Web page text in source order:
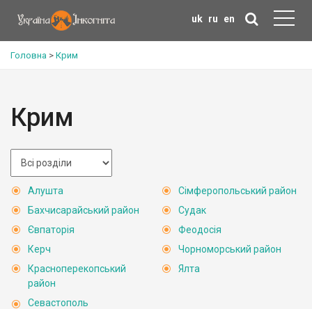
uk ru en
Головна > Крим
Крим
Алушта
Бахчисарайський район
Євпаторія
Керч
Красноперекопський
район
Севастополь
Сімферопольський район
Судак
Феодосія
Чорноморський район
Ялта